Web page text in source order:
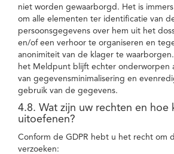
niet worden gewaarborgd. Het is
om alle elementen ter identificatie van
persoonsgegevens over hem uit het
en/of een verhoor te organiseren en
anonimiteit van de klager te
het Meldpunt blijft echter onderworpen
van gegevensminimalisering en
gebruik van de gegevens.
4.8. Wat zijn uw rechten en hoe
uitoefenen?
Conform de GDPR hebt u het recht om
verzoeken: